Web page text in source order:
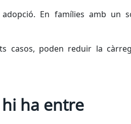
adopció. En famílies amb un
casos, poden reduir la
ha entre